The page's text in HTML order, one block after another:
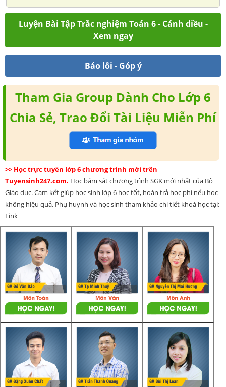
Luyện Bài Tập Trắc nghiệm Toán 6 - Cánh diều -
Xem ngay
Báo lỗi - Góp ý
Tham Gia Group Dành Cho Lớp 6
Chia Sẻ, Trao Đổi Tài Liệu Miễn Phí
>> Học trực tuyến lớp 6 chương trình mới trên
Tuyensinh247.com. Học bám sát chương trình SGK mới nhất của Bộ
Giáo dục. Cam kết giúp học sinh lớp 6 học tốt, hoàn trả học phí nếu học
không hiệu quả. Phụ huynh và học sinh tham khảo chi tiết khoá học tại:
Link